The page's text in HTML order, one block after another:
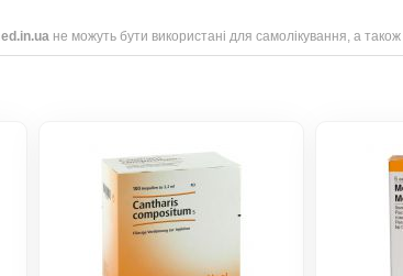
не можуть бути використані для самолікування, а також